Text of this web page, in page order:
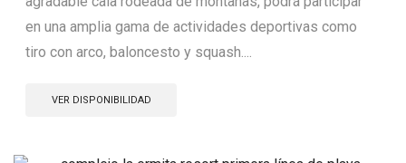
en una amplia gama de actividades deportivas como
tiro con arco, baloncesto y squash....
VER DISPONIBILIDAD